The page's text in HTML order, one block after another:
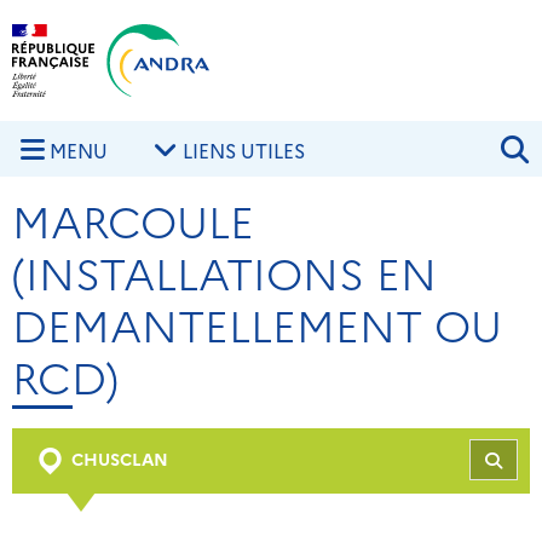
Aller au contenu principal
MENU LIENS UTILES
MARCOULE
(INSTALLATIONS EN
DEMANTELLEMENT OU
RCD)
CHUSCLAN